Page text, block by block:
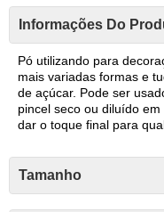
Informações Do
Pó utilizando para
mais variadas formas e
de açúcar. Pode ser
pincel seco ou diluído
dar o toque final para
Tamanho